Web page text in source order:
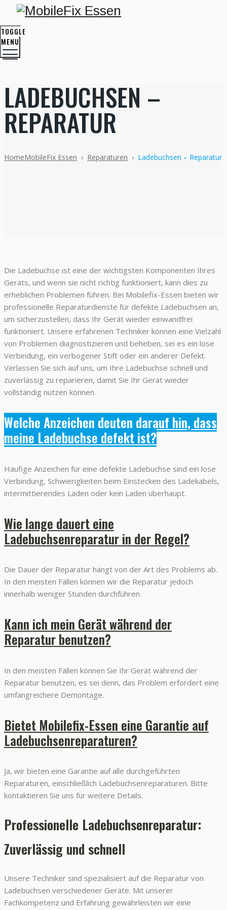
TOGGLE
MENU
LADEBUCHSEN –
REPARATUR
HomeMobileFix Essen › Reparaturen › Ladebuchsen – Reparatur
Die Ladebuchse ist eine der wichtigsten Komponenten Ihres
Geräts, und wenn sie nicht richtig funktioniert, kann dies zu
erheblichen Problemen führen. Bei Mobilefix-Essen bieten wir
professionelle Reparaturdienste für defekte Ladebuchsen an,
um sicherzustellen, dass Ihr Gerät wieder einwandfrei
funktioniert. Unsere erfahrenen Techniker können eine Vielzahl
von Problemen diagnostizieren und beheben, sei es ein lose
Verbindung, ein verbogener Stift oder ein anderer Defekt.
Verlassen Sie sich auf uns, um Ihre Ladebuchse schnell und
zuverlässig zu reparieren, damit Sie Ihr Gerät wieder
vollständig nutzen können.
Welche Anzeichen deuten darauf hin, dass
meine Ladebuchse defekt ist?
Häufige Anzeichen für eine defekte Ladebuchse sind ein lose
Verbindung, Schwierigkeiten beim Einstecken des Ladekabels,
intermittierendes Laden oder kein Laden überhaupt.
Wie lange dauert eine
Ladebuchsenreparatur in der Regel?
Die Dauer der Reparatur hängt von der Art des Problems ab.
In den meisten Fällen können wir die Reparatur jedoch
innerhalb weniger Stunden durchführen.
Kann ich mein Gerät während der
Reparatur benutzen?
In den meisten Fällen können Sie Ihr Gerät während der
Reparatur benutzen, es sei denn, das Problem erfordert eine
umfangreichere Demontage.
Bietet Mobilefix-Essen eine Garantie auf
Ladebuchsenreparaturen?
Ja, wir bieten eine Garantie auf alle durchgeführten
Reparaturen, einschließlich Ladebuchsenreparaturen. Bitte
kontaktieren Sie uns für weitere Details.
Professionelle Ladebuchsenreparatur:
Zuverlässig und schnell
Unsere Techniker sind spezialisiert auf die Reparatur von
Ladebuchsen verschiedener Geräte. Mit unserer
Fachkompetenz und Erfahrung gewährleisten wir eine